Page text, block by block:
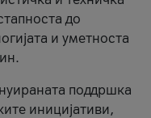
до
и уметноста
поддршка
иницијативи,